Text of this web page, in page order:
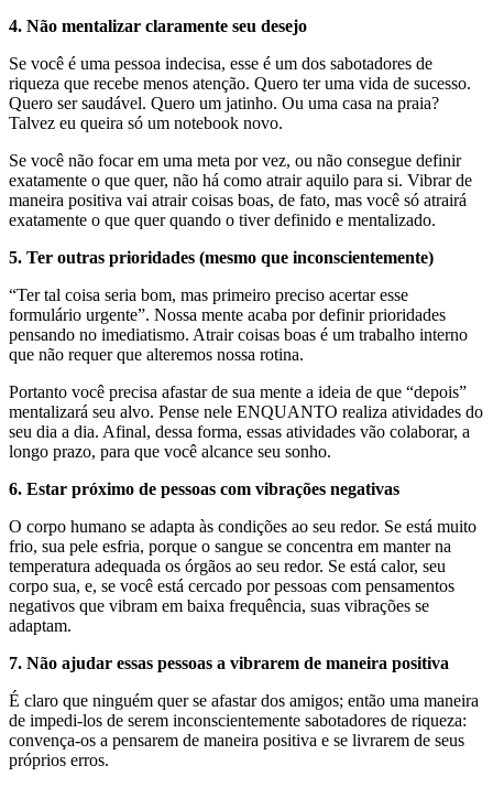
4. Não mentalizar claramente seu desejo
Se você é uma pessoa indecisa, esse é um dos sabotadores de
riqueza que recebe menos atenção. Quero ter uma vida de sucesso.
Quero ser saudável. Quero um jatinho. Ou uma casa na praia?
Talvez eu queira só um notebook novo.
Se você não focar em uma meta por vez, ou não consegue definir
exatamente o que quer, não há como atrair aquilo para si. Vibrar de
maneira positiva vai atrair coisas boas, de fato, mas você só atrairá
exatamente o que quer quando o tiver definido e mentalizado.
5. Ter outras prioridades (mesmo que inconscientemente)
“Ter tal coisa seria bom, mas primeiro preciso acertar esse
formulário urgente”. Nossa mente acaba por definir prioridades
pensando no imediatismo. Atrair coisas boas é um trabalho interno
que não requer que alteremos nossa rotina.
Portanto você precisa afastar de sua mente a ideia de que “depois”
mentalizará seu alvo. Pense nele ENQUANTO realiza atividades do
seu dia a dia. Afinal, dessa forma, essas atividades vão colaborar, a
longo prazo, para que você alcance seu sonho.
6. Estar próximo de pessoas com vibrações negativas
O corpo humano se adapta às condições ao seu redor. Se está muito
frio, sua pele esfria, porque o sangue se concentra em manter na
temperatura adequada os órgãos ao seu redor. Se está calor, seu
corpo sua, e, se você está cercado por pessoas com pensamentos
negativos que vibram em baixa frequência, suas vibrações se
adaptam.
7. Não ajudar essas pessoas a vibrarem de maneira positiva
É claro que ninguém quer se afastar dos amigos; então uma maneira
de impedi-los de serem inconscientemente sabotadores de riqueza:
convença-os a pensarem de maneira positiva e se livrarem de seus
próprios erros.